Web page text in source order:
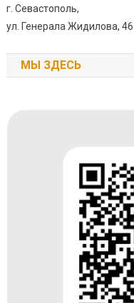
г. Севастополь,
ул. Генерала Жидилова,
МЫ ЗДЕСЬ